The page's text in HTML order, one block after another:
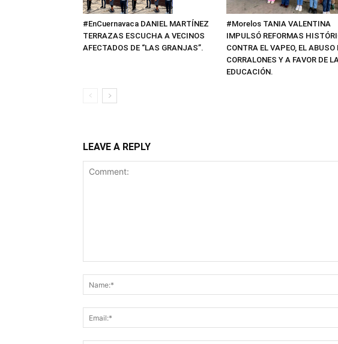
#EnCuernavaca DANIEL MARTÍNEZ
TERRAZAS ESCUCHA A VECINOS
AFECTADOS DE “LAS GRANJAS”.
#Morelos TANIA VALENTINA
IMPULSÓ REFORMAS
CONTRA EL VAPEO, EL ABUSO
CORRALONES Y A FAVOR DE
EDUCACIÓN.
LEAVE A REPLY